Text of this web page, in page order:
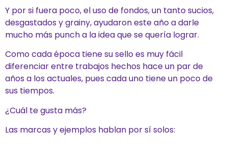
Y por si fuera poco, el uso de fondos, un tanto sucios,
desgastados y grainy, ayudaron este año a darle
mucho más punch a la idea que se quería lograr.
Como cada época tiene su sello es muy fácil
diferenciar entre trabajos hechos hace un par de
años a los actuales, pues cada uno tiene un poco de
sus tiempos.
¿Cuál te gusta más?
Las marcas y ejemplos hablan por sí solos: